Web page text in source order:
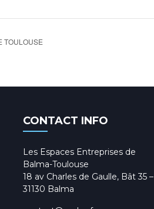
TOULOUSE
CONTACT INFO
Les Espaces Entreprises de
Balma-Toulouse
18 av Charles de Gaulle, Bât 35 –
31130 Balma